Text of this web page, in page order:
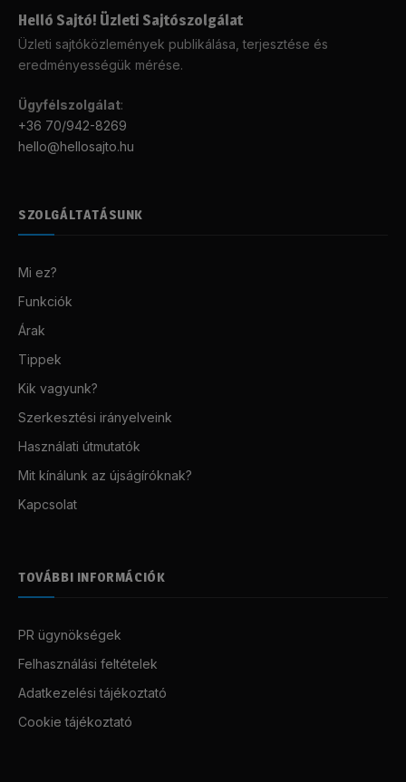
Helló Sajtó! Üzleti Sajtószolgálat
Üzleti sajtóközlemények publikálása, terjesztése és
eredményességük mérése.
Ügyfélszolgálat:
+36 70/942-8269
hello@hellosajto.hu
SZOLGÁLTATÁSUNK
Mi ez?
Funkciók
Árak
Tippek
Kik vagyunk?
Szerkesztési irányelveink
Használati útmutatók
Mit kínálunk az újságíróknak?
Kapcsolat
TOVÁBBI INFORMÁCIÓK
PR ügynökségek
Felhasználási feltételek
Adatkezelési tájékoztató
Cookie tájékoztató